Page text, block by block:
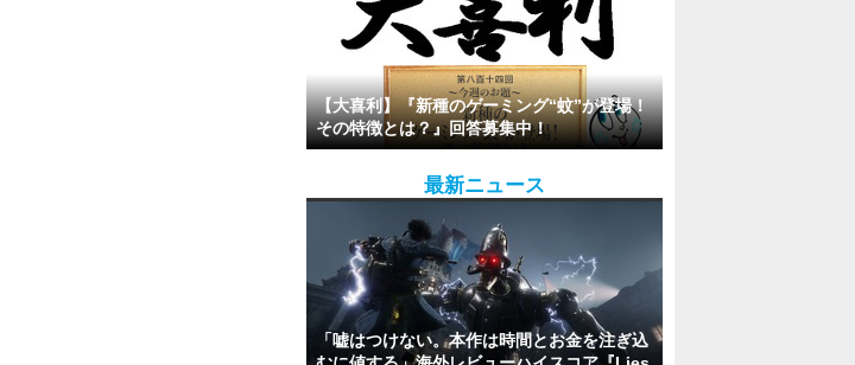
【大喜利】『新種のゲーミング“蚊”が登場！
その特徴とは？』回答募集中！
最新ニュース
「嘘はつけない。本作は時間とお金を注ぎ込